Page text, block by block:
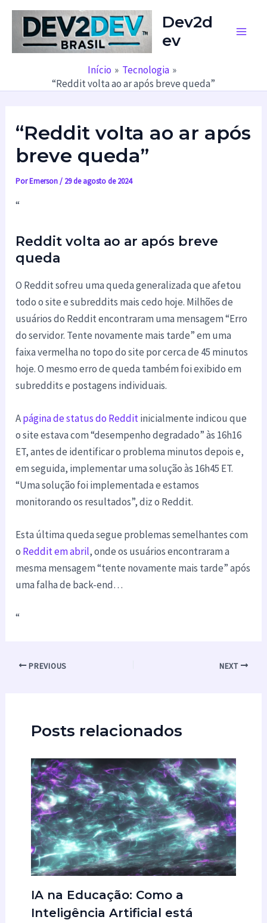
Dev2d
ev
Início
Tecnologia
“Reddit volta ao ar após breve queda”
“Reddit volta ao ar após
breve queda”
PorEmerson/ 29 de agosto de 2024
“
Reddit volta ao ar após breve
queda
O Reddit sofreu uma queda generalizada que afetou
todo o site e subreddits mais cedo hoje. Milhões de
usuários do Reddit encontraram uma mensagem “Erro
do servidor. Tente novamente mais tarde” em uma
faixa vermelha no topo do site por cerca de 45 minutos
hoje. O mesmo erro de queda também foi exibido em
subreddits e postagens individuais.
Apágina de status do Redditinicialmente indicou que
o site estava com “desempenho degradado” às 16h16
ET, antes de identificar o problema minutos depois e,
em seguida, implementar uma solução às 16h45 ET.
“Uma solução foi implementada e estamos
monitorando os resultados”, diz o Reddit.
Esta última queda segue problemas semelhantes com
o Reddit em abril, onde os usuários encontraram a
mesma mensagem “tente novamente mais tarde” após
uma falha de back-end…
“
PREVIOUS NEXT
Posts relacionados
IA na Educação: Como a
Inteligência Artificial está